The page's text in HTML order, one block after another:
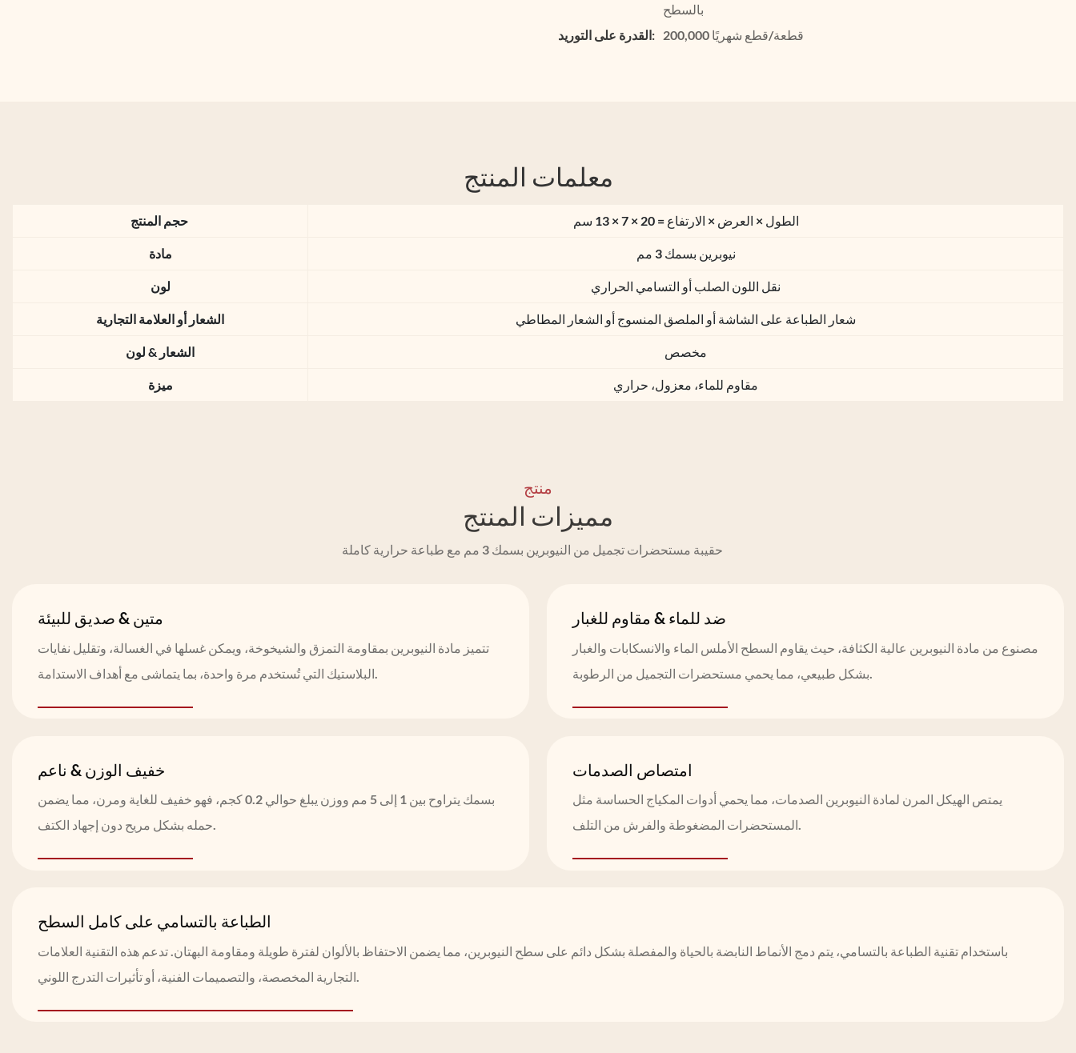
بالسطح
القدرة على التوريد:
200,000 قطعة/قطع شهريًا
معلمات المنتج
حجم المنتج الطول × العرض × الارتفاع = 20 × 7 × 13 سم
مادة نيوبرين بسمك 3 مم
لون نقل اللون الصلب أو التسامي الحراري
الشعار أو العلامة التجارية شعار الطباعة على الشاشة أو الملصق المنسوج أو الشعار المطاطي
الشعار & لون مخصص
ميزة مقاوم للماء، معزول، حراري
منتج
مميزات المنتج
حقيبة مستحضرات تجميل من النيوبرين بسمك 3 مم مع طباعة حرارية كاملة
متين & صديق للبيئة
تتميز مادة النيوبرين بمقاومة التمزق والشيخوخة، ويمكن غسلها في الغسالة، وتقليل نفايات
البلاستيك التي تُستخدم مرة واحدة، بما يتماشى مع أهداف الاستدامة.
ضد للماء & مقاوم للغبار
مصنوع من مادة النيوبرين عالية الكثافة، حيث يقاوم السطح الأملس الماء والانسكابات والغبار
بشكل طبيعي، مما يحمي مستحضرات التجميل من الرطوبة.
خفيف الوزن & ناعم
بسمك يتراوح بين 1 إلى 5 مم ووزن يبلغ حوالي 0.2 كجم، فهو خفيف للغاية ومرن، مما يضمن
حمله بشكل مريح دون إجهاد الكتف.
امتصاص الصدمات
يمتص الهيكل المرن لمادة النيوبرين الصدمات، مما يحمي أدوات المكياج الحساسة مثل
المستحضرات المضغوطة والفرش من التلف.
الطباعة بالتسامي على كامل السطح
باستخدام تقنية الطباعة بالتسامي، يتم دمج الأنماط النابضة بالحياة والمفصلة بشكل دائم على سطح النيوبرين، مما يضمن الاحتفاظ بالألوان لفترة طويلة ومقاومة البهتان. تدعم هذه التقنية العلامات